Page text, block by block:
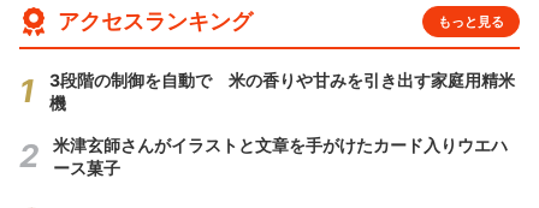
アクセスランキング もっと見る
3段階の制御を自動で 米の香りや甘みを引き出す家庭用精米
機
米津玄師さんがイラストと文章を手がけたカード入りウエハ
ース菓子